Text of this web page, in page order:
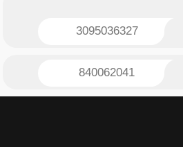
3095036327
840062041